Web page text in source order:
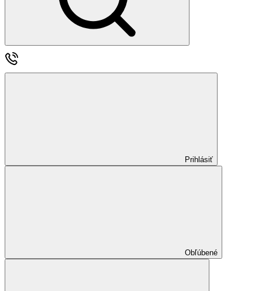
Prihlásiť
Obľúbené